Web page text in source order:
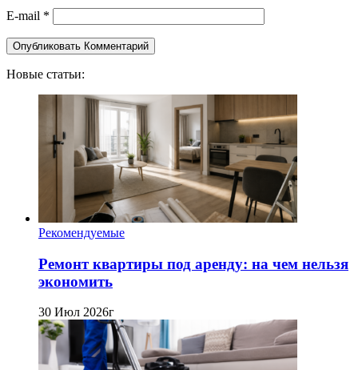
E-mail *
Новые статьи:
Рекомендуемые
Ремонт квартиры под аренду: на чем нельзя
экономить
30 Июл 2026г